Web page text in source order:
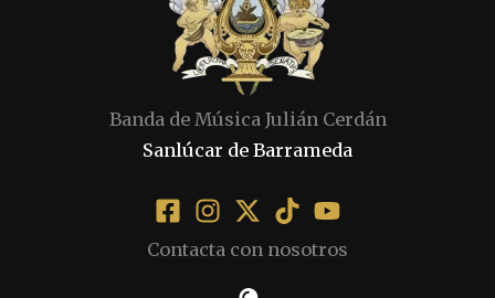
Banda de Música Julián Cerdán
Sanlúcar de Barrameda
Contacta con nosotros